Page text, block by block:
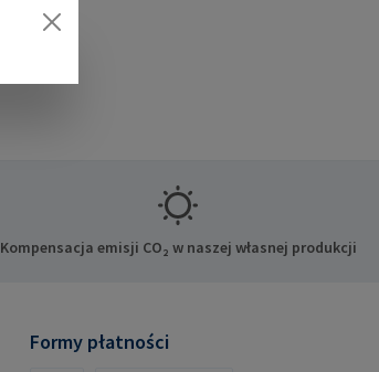
Kompensacja emisji CO₂ w naszej własnej produkcji
Formy płatności